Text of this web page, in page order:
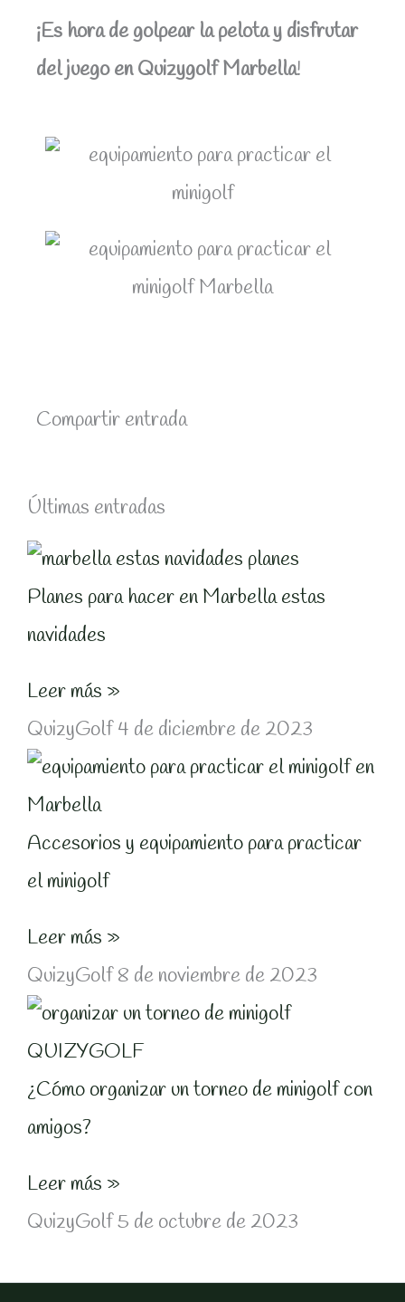
¡Es hora de golpear la pelota y disfrutar
del juego en Quizygolf Marbella!
Compartir entrada
Últimas entradas
Planes para hacer en Marbella estas
navidades
Leer más »
QuizyGolf4 de diciembre de 2023
Accesorios y equipamiento para practicar
el minigolf
Leer más »
QuizyGolf8 de noviembre de 2023
¿Cómo organizar un torneo de minigolf con
amigos?
Leer más »
QuizyGolf5 de octubre de 2023